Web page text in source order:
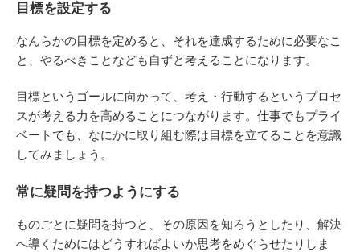
目標を設定する
なんらかの目標を定めると、それを達成するために必要なこ
と、やるべきことなども自ずと考えることになります。
目標というゴールに向かって、考え・行動するというプロセ
スが考える力を高めることにつながります。仕事でもプライ
ベートでも、なにかに取り組む際は目標を立てることを意識
してみましょう。
常に疑問を持つようにする
ものごとに疑問を持つと、その原因を知ろうとしたり、解決
へ導くためにはどうすればよいか思考をめぐらせたりしま